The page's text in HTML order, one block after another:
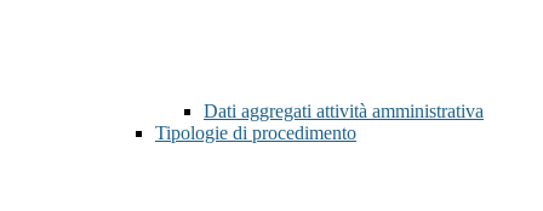
Dati aggregati attività amministrativa
Tipologie di procedimento